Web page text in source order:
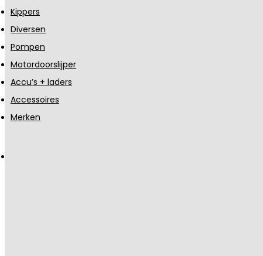
Kippers
Diversen
Pompen
Motordoorslijper
Accu’s + laders
Accessoires
Merken